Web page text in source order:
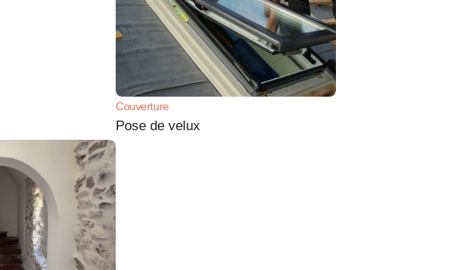
Couverture
Pose de velux